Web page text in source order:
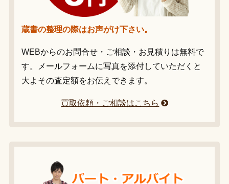
蔵書の整理の際はお声がけ下さい。
WEBからのお問合せ・ご相談・お見積りは無料で
す。メールフォームに写真を添付していただくと
大よその査定額をお伝えできます。
買取依頼・ご相談はこちら